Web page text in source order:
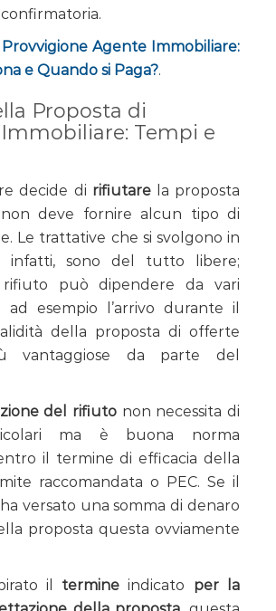
Provvigione Agente Immobiliare:
e Quando si Paga?.
Proposta di
Tempi e
decide di rifiutarela proposta
deve fornire alcun tipo di
Le trattative che si svolgono in
infatti, sono del tutto libere;
può dipendere da vari
esempio l’arrivo durante il
della proposta di offerte
vantaggiose da parte del
del rifiuto non necessita di
ma è buona norma
il termine di efficacia della
raccomandata o PEC. Se il
versato una somma di denaro
proposta questa ovviamente
il termine indicato per la